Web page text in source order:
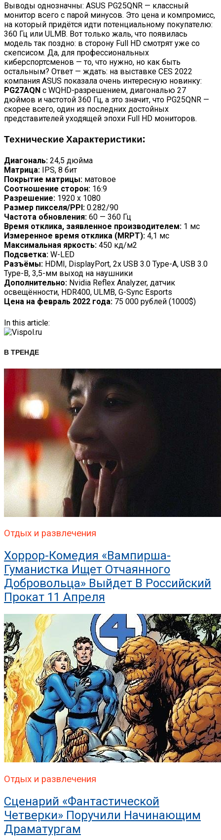
Выводы однозначны: ASUS PG25QNR — классный
монитор всего с парой минусов. Это цена и компромисс,
на который придётся идти потенциальному покупателю:
360 Гц или ULMB. Вот только жаль, что появилась
модель так поздно: в сторону Full HD смотрят уже со
скепсисом. Да, для профессиональных
киберспортсменов — то, что нужно, но как быть
остальным? Ответ — ждать: на выставке CES 2022
компания ASUS показала очень интересную новинку:
PG27AQN с WQHD-разрешением, диагональю 27
дюймов и частотой 360 Гц, а это значит, что PG25QNR —
скорее всего, один из последних достойных
представителей уходящей эпохи Full HD мониторов.
Технические Характеристики:
Диагональ: 24,5 дюйма
Матрица: IPS, 8 бит
Покрытие матрицы: матовое
Соотношение сторон: 16:9
Разрешение: 1920 x 1080
Размер пикселя/PPI: 0.282/90
Частота обновления: 60 — 360 Гц
Время отклика, заявленное производителем: 1 мс
Измеренное время отклика (MRPT): 4,1 мс
Максимальная яркость: 450 кд/м2
Подсветка: W-LED
Разъёмы: HDMI, DisplayPort, 2x USB 3.0 Type-A, USB 3.0
Type-B, 3,5-мм выход на наушники
Дополнительно: Nvidia Reflex Analyzer, датчик
освещённости, HDR400, ULMB, G-Sync Esports
Цена на февраль 2022 года: 75 000 рублей (1000$)
In this article:
В ТРЕНДЕ
Отдых и развлечения
Хоррор-Комедия «Вампирша-
Гуманистка Ищет Отчаянного
Добровольца» Выйдет В Российский
Прокат 11 Апреля
Отдых и развлечения
Сценарий «Фантастической
Четверки» Поручили Начинающим
Драматургам